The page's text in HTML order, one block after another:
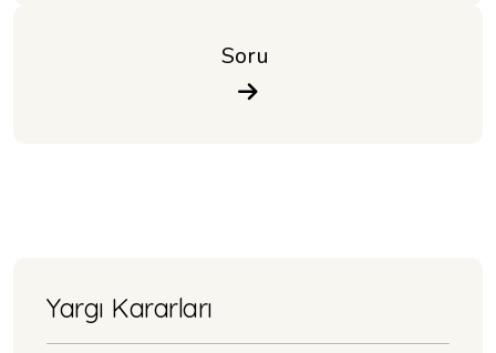
Soru
Yargı Kararları